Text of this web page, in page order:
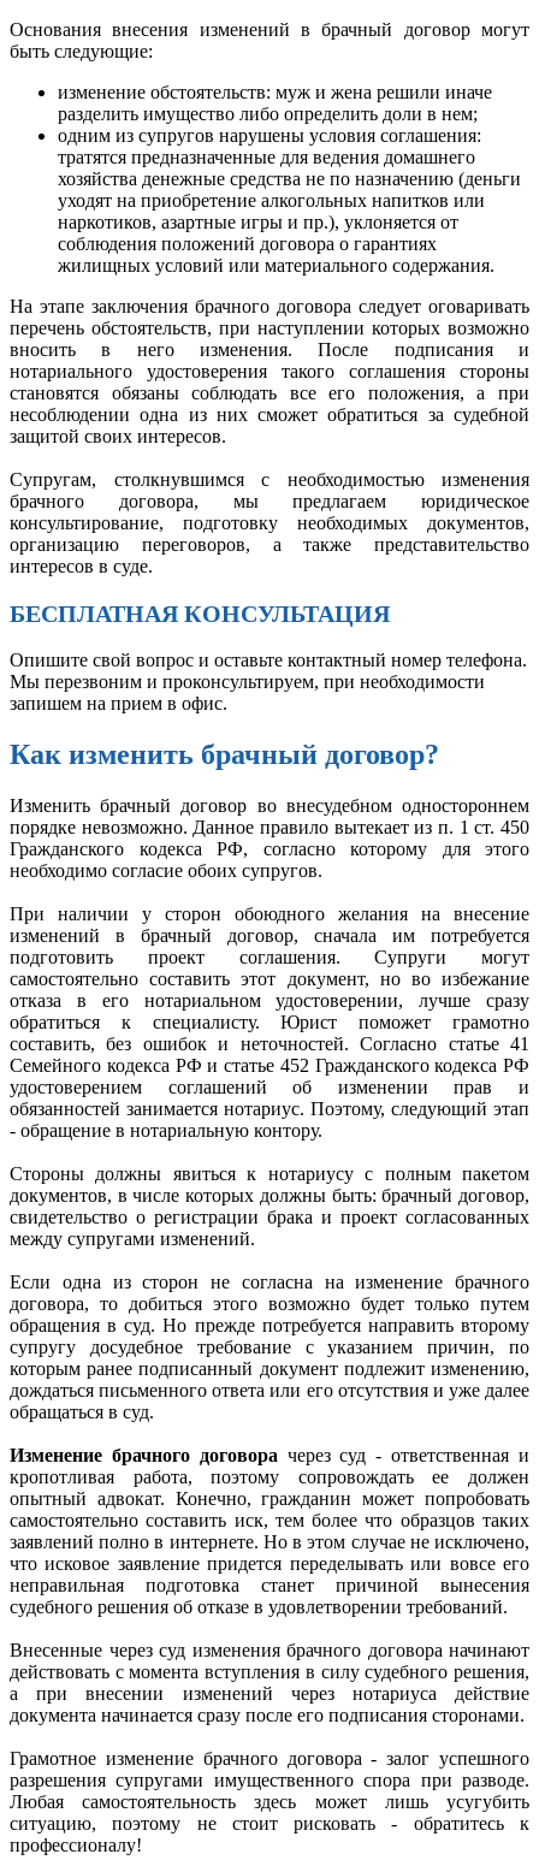
Основания внесения изменений в брачный договор могут
быть следующие:
изменение обстоятельств: муж и жена решили иначе
разделить имущество либо определить доли в нем;
одним из супругов нарушены условия соглашения:
тратятся предназначенные для ведения домашнего
хозяйства денежные средства не по назначению (деньги
уходят на приобретение алкогольных напитков или
наркотиков, азартные игры и пр.), уклоняется от
соблюдения положений договора о гарантиях
жилищных условий или материального содержания.
На этапе заключения брачного договора следует оговаривать
перечень обстоятельств, при наступлении которых возможно
вносить в него изменения. После подписания и
нотариального удостоверения такого соглашения стороны
становятся обязаны соблюдать все его положения, а при
несоблюдении одна из них сможет обратиться за судебной
защитой своих интересов.
Супругам, столкнувшимся с необходимостью изменения
брачного договора, мы предлагаем юридическое
консультирование, подготовку необходимых документов,
организацию переговоров, а также представительство
интересов в суде.
БЕСПЛАТНАЯ КОНСУЛЬТАЦИЯ
Опишите свой вопрос и оставьте контактный номер телефона.
Мы перезвоним и проконсультируем, при необходимости
запишем на прием в офис.
Как изменить брачный договор?
Изменить брачный договор во внесудебном одностороннем
порядке невозможно. Данное правило вытекает из п. 1 ст. 450
Гражданского кодекса РФ, согласно которому для этого
необходимо согласие обоих супругов.
При наличии у сторон обоюдного желания на внесение
изменений в брачный договор, сначала им потребуется
подготовить проект соглашения. Супруги могут
самостоятельно составить этот документ, но во избежание
отказа в его нотариальном удостоверении, лучше сразу
обратиться к специалисту. Юрист поможет грамотно
составить, без ошибок и неточностей. Согласно статье 41
Семейного кодекса РФ и статье 452 Гражданского кодекса РФ
удостоверением соглашений об изменении прав и
обязанностей занимается нотариус. Поэтому, следующий этап
- обращение в нотариальную контору.
Стороны должны явиться к нотариусу с полным пакетом
документов, в числе которых должны быть: брачный договор,
свидетельство о регистрации брака и проект согласованных
между супругами изменений.
Если одна из сторон не согласна на изменение брачного
договора, то добиться этого возможно будет только путем
обращения в суд. Но прежде потребуется направить второму
супругу досудебное требование с указанием причин, по
которым ранее подписанный документ подлежит изменению,
дождаться письменного ответа или его отсутствия и уже далее
обращаться в суд.
Изменение брачного договора через суд - ответственная и
кропотливая работа, поэтому сопровождать ее должен
опытный адвокат. Конечно, гражданин может попробовать
самостоятельно составить иск, тем более что образцов таких
заявлений полно в интернете. Но в этом случае не исключено,
что исковое заявление придется переделывать или вовсе его
неправильная подготовка станет причиной вынесения
судебного решения об отказе в удовлетворении требований.
Внесенные через суд изменения брачного договора начинают
действовать с момента вступления в силу судебного решения,
а при внесении изменений через нотариуса действие
документа начинается сразу после его подписания сторонами.
Грамотное изменение брачного договора - залог успешного
разрешения супругами имущественного спора при разводе.
Любая самостоятельность здесь может лишь усугубить
ситуацию, поэтому не стоит рисковать - обратитесь к
профессионалу!